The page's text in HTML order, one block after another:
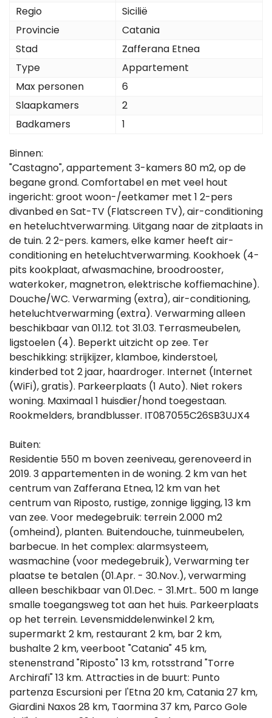
Regio
Sicilië
Provincie
Catania
Stad
Zafferana Etnea
Type
Appartement
Max personen
6
Slaapkamers
2
Badkamers
1
Binnen:
"Castagno", appartement 3-kamers 80 m2, op de
begane grond. Comfortabel en met veel hout
ingericht: groot woon-/eetkamer met 1 2-pers
divanbed en Sat-TV (Flatscreen TV), air-conditioning
en heteluchtverwarming. Uitgang naar de zitplaats in
de tuin. 2 2-pers. kamers, elke kamer heeft air-
conditioning en heteluchtverwarming. Kookhoek (4-
pits kookplaat, afwasmachine, broodrooster,
waterkoker, magnetron, elektrische koffiemachine).
Douche/WC. Verwarming (extra), air-conditioning,
heteluchtverwarming (extra). Verwarming alleen
beschikbaar van 01.12. tot 31.03. Terrasmeubelen,
ligstoelen (4). Beperkt uitzicht op zee. Ter
beschikking: strijkijzer, klamboe, kinderstoel,
kinderbed tot 2 jaar, haardroger. Internet (Internet
(WiFi), gratis). Parkeerplaats (1 Auto). Niet rokers
woning. Maximaal 1 huisdier/hond toegestaan.
Rookmelders, brandblusser. IT087055C26SB3UJX4
Buiten:
Residentie 550 m boven zeeniveau, gerenoveerd in
2019. 3 appartementen in de woning. 2 km van het
centrum van Zafferana Etnea, 12 km van het
centrum van Riposto, rustige, zonnige ligging, 13 km
van zee. Voor medegebruik: terrein 2.000 m2
(omheind), planten. Buitendouche, tuinmeubelen,
barbecue. In het complex: alarmsysteem,
wasmachine (voor medegebruik), Verwarming ter
plaatse te betalen (01.Apr. - 30.Nov.), verwarming
alleen beschikbaar van 01.Dec. - 31.Mrt.. 500 m lange
smalle toegangsweg tot aan het huis. Parkeerplaats
op het terrein. Levensmiddelenwinkel 2 km,
supermarkt 2 km, restaurant 2 km, bar 2 km,
bushalte 2 km, veerboot "Catania" 45 km,
stenenstrand "Riposto" 13 km, rotsstrand "Torre
Archirafi" 13 km. Attracties in de buurt: Punto
partenza Escursioni per l'Etna 20 km, Catania 27 km,
Giardini Naxos 28 km, Taormina 37 km, Parco Gole